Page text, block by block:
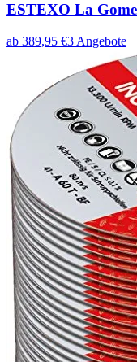
ESTEXO La
ab 389,95 €3 Angebote